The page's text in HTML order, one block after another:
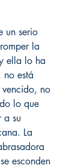
un serio
la
ella lo ha
está
no
lo que
a su
La
esconden